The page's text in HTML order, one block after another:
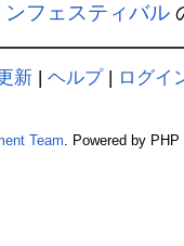
フェスティバル
新 | ヘルプ| ログイ
Team . Powered by